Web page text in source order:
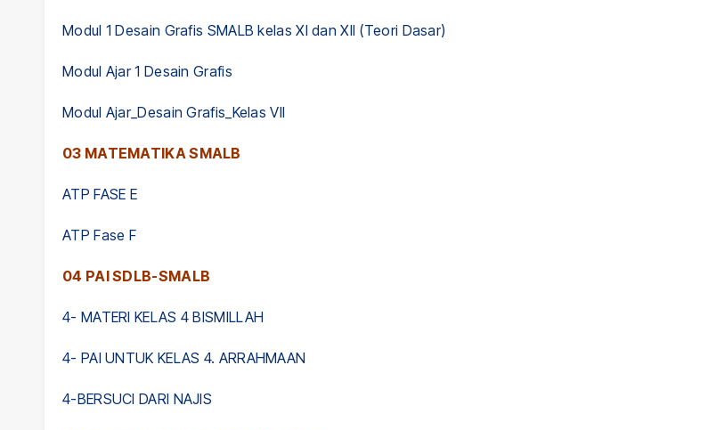
Modul 1 Desain Grafis SMALB kelas XI dan XII (Teori Dasar)
Modul Ajar 1 Desain Grafis
Modul Ajar_Desain Grafis_Kelas VII
03 MATEMATIKA SMALB
ATP FASE E
ATP Fase F
04 PAI SDLB-SMALB
4- MATERI KELAS 4 BISMILLAH
4- PAI UNTUK KELAS 4. ARRAHMAAN
4-BERSUCI DARI NAJIS